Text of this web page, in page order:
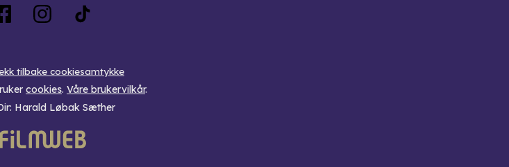
tilbake cookiesamtykke
cookies. Våre brukervilkår.
Harald Løbak Sæther